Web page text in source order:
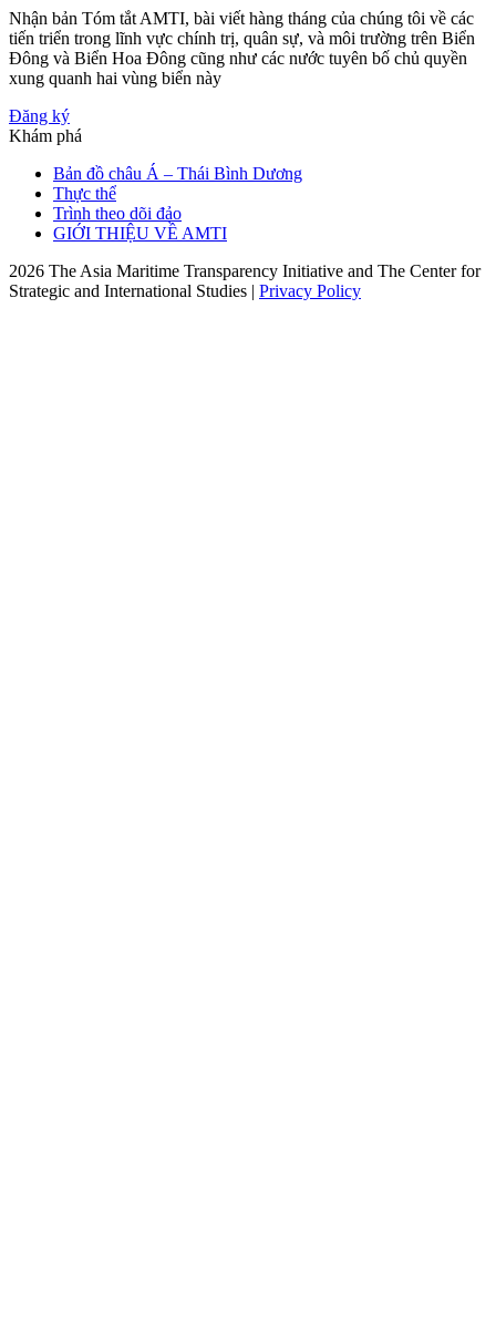
Nhận bản Tóm tắt AMTI, bài viết hàng tháng của chúng tôi về các
tiến triển trong lĩnh vực chính trị, quân sự, và môi trường trên Biển
Đông và Biển Hoa Đông cũng như các nước tuyên bố chủ quyền
xung quanh hai vùng biển này
Đăng ký
Khám phá
Bản đồ châu Á – Thái Bình Dương
Thực thể
Trình theo dõi đảo
GIỚI THIỆU VỀ AMTI
2026 The Asia Maritime Transparency Initiative and The Center for
Strategic and International Studies | Privacy Policy